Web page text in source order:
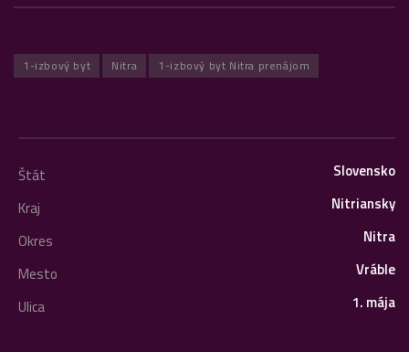
1-izbový byt Nitra 1-izbový byt Nitra prenájom
Štát
Slovensko
Kraj
Nitriansky
Okres
Nitra
Mesto
Vráble
Ulica
1. mája